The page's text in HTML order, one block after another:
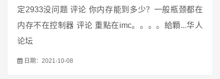
定2933没问题 评论 你内存能到多少？一般瓶颈都在
内存不在控制器 评论 重點在imc。。。。給顆...华人
论坛
日期：2021-10-08